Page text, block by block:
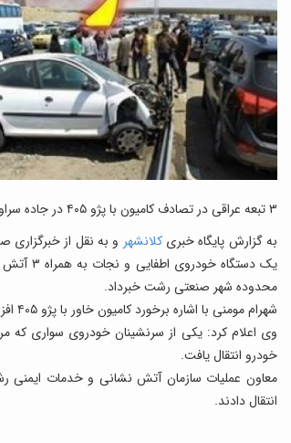
۳ تبعه عراقی در تصادف کامیون با پژو ۴۰۵ در جاده سراوان- فومن زخمی شدند.
به گزارش پایگاه خبریکلانشهر و به نقل از خبرگزاری
یک
محدوده شهر صنعتی رشت خبرداد.
شهرام مومنی با اشاره برخورد کامیون خاور با پژو ۴۰۵ افزود: در این حادثه ۴ نفر مجروح شدند که ۳ نفر تبعه عراق هستند.
خودرو انتقال یافت.
انتقال دادند.